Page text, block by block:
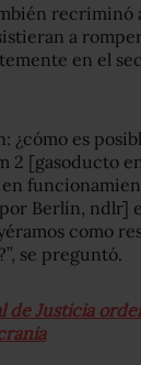
recriminó
a
en el
¿cómo es
2 [gasoducto
Berlín, ndlr]
como
se preguntó.
Justicia